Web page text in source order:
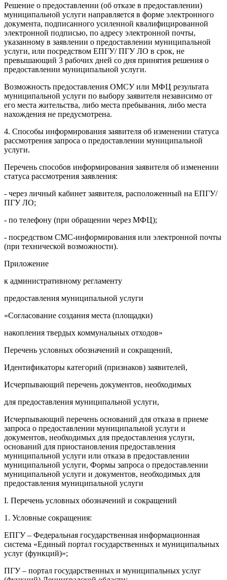
Решение о предоставлении (об отказе в предоставлении)
муниципальной услуги направляется в форме электронного
документа, подписанного усиленной квалифицированной
электронной подписью, по адресу электронной почты,
указанному в заявлении о предоставлении муниципальной
услуги, или посредством ЕПГУ/ ПГУ ЛО в срок, не
превышающий 3 рабочих дней со дня принятия решения о
предоставлении муниципальной услуги.
Возможность предоставления ОМСУ или МФЦ результата
муниципальной услуги по выбору заявителя независимо от
его места жительства, либо места пребывания, либо места
нахождения не предусмотрена.
4. Способы информирования заявителя об изменении статуса
рассмотрения запроса о предоставлении муниципальной
услуги.
Перечень способов информирования заявителя об изменении
статуса рассмотрения заявления:
- через личный кабинет заявителя, расположенный на ЕПГУ/
ПГУ ЛО;
- по телефону (при обращении через МФЦ);
- посредством СМС-информирования или электронной почты
(при технической возможности).
Приложение
к административному регламенту
предоставления муниципальной услуги
«Согласование создания места (площадки)
накопления твердых коммунальных отходов»
Перечень условных обозначений и сокращений,
Идентификаторы категорий (признаков) заявителей,
Исчерпывающий перечень документов, необходимых
для предоставления муниципальной услуги,
Исчерпывающий перечень оснований для отказа в приеме
запроса о предоставлении муниципальной услуги и
документов, необходимых для предоставления услуги,
оснований для приостановления предоставления
муниципальной услуги или отказа в предоставлении
муниципальной услуги, Формы запроса о предоставлении
муниципальной услуги и документов, необходимых для
предоставления муниципальной услуги
I. Перечень условных обозначений и сокращений
1. Условные сокращения:
ЕПГУ – Федеральная государственная информационная
система «Единый портал государственных и муниципальных
услуг (функций)»;
ПГУ – портал государственных и муниципальных услуг